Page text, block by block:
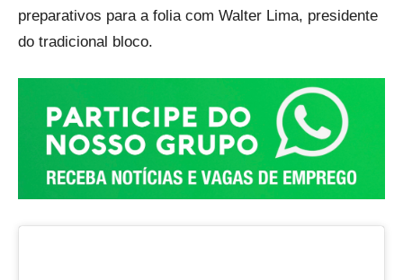
preparativos para a folia com Walter Lima, presidente
do tradicional bloco.